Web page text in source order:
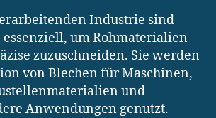
Industrie sind
essenziell, um Rohmaterialien
zuzuschneiden. Sie werden
von Blechen für Maschinen,
und
Anwendungen genutzt.